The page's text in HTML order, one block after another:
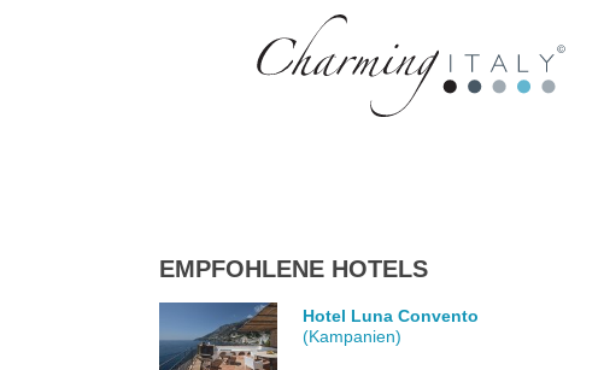
EMPFOHLENE HOTELS
Hotel Luna Convento
(Kampanien)